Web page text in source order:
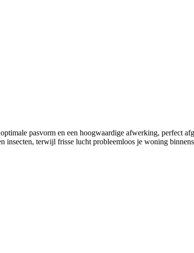
pasvorm en een hoogwaardige afwerking, perfect
insecten, terwijl frisse lucht probleemloos je woning